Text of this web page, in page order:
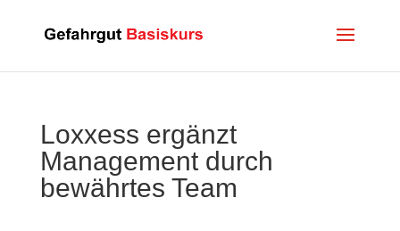
Loxxess ergänzt
Management durch
bewährtes Team